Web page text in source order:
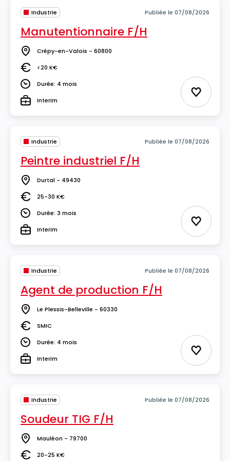
Industrie Publiée le 07/08/2026
Manutentionnaire F/H
Lieu Crépy-en-Valois - 60800
Salaire<20 K€
DuréeDurée: 4 mois
TypeInterim Ajouter
Industrie Publiée le 07/08/2026
Peintre industriel F/H
Lieu Durtal - 49430
Salaire25-30 K€
DuréeDurée: 3 mois
TypeInterim Ajouter
Industrie Publiée le 07/08/2026
Agent de production F/H
Lieu Le Plessis-Belleville - 60330
Salaire
SMIC
DuréeDurée: 4 mois
TypeInterim Ajouter
Industrie Publiée le 07/08/2026
Soudeur TIG F/H
Lieu Mauléon - 79700
20-25 K€